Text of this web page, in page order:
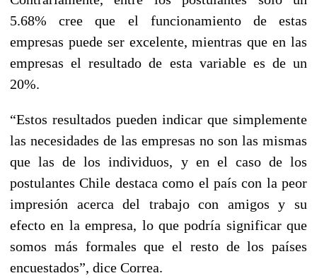
5.68% cree que el funcionamiento de estas
empresas puede ser excelente, mientras que en las
empresas el resultado de esta variable es de un
20%.
“Estos resultados pueden indicar que simplemente
las necesidades de las empresas no son las mismas
que las de los individuos, y en el caso de los
postulantes Chile destaca como el país con la peor
impresión acerca del trabajo con amigos y su
efecto en la empresa, lo que podría significar que
somos más formales que el resto de los países
encuestados”, dice Correa.